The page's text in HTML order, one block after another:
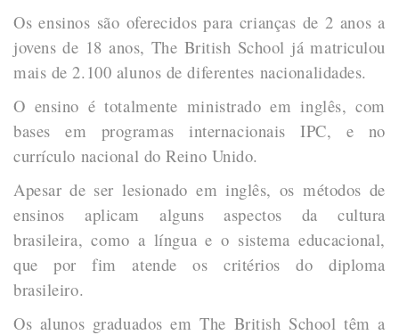
Os ensinos são oferecidos para crianças de 2 anos a
jovens de 18 anos, The British School já matriculou
mais de 2.100 alunos de diferentes nacionalidades.
O ensino é totalmente ministrado em inglês, com
bases em programas internacionais IPC, e no
currículo nacional do Reino Unido.
Apesar de ser lesionado em inglês, os métodos de
ensinos aplicam alguns aspectos da cultura
brasileira, como a língua e o sistema educacional,
que por fim atende os critérios do diploma
brasileiro.
Os alunos graduados em The British School têm a